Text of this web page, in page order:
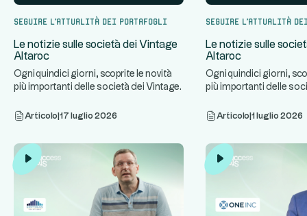
Seguire l'attualità dei portafogli
Le notizie sulle società dei Vintage
Altaroc
Ogni quindici giorni, scoprite le novità
più importanti delle società dei Vintage
Articolo 17 luglio 2026
Seguire l'attualità
Le notizie sulle
Altaroc
Ogni quindici giorni,
più importanti delle
Articolo 1 luglio 2026